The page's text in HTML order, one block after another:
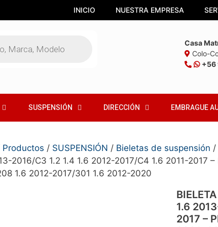
INICIO NUESTRA EMPRESA
Casa
Colo-
+56
SUSPENSIÓN DIRECCIÓN EMBRAGUE
Productos / SUSPENSIÓN / Bieletas de suspensión /
2016/C3 1.2 1.4 1.6 2012-2017/C4 1.6 2011-2017
1.6 2012-2017/301 1.6 2012-2020
1.6
2017 –